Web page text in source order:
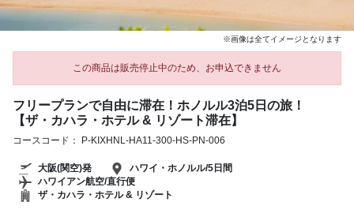
※画像は全てイメージとなります
この商品は販売停止中のため、お申込できません
フリープランで自由に滞在！ホノルル3泊5日の旅！
【ザ・カハラ・ホテル & リゾート滞在】
コースコード： P-KIXHNL-HA11-300-HS-PN-006
大阪(関空)発
ハワイ・ホノルル/5日間
ハワイアン航空/直行便
ザ・カハラ・ホテル & リゾート